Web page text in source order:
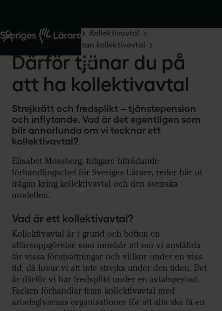
Start Råd och stöd
Kollektivavtal
Om kollektivavtal
Utan kollektivavtal
Därför tjänar du på
att ha kollektivavtal
Strejkrätt och fredsplikt – tjänstepension
och inflytande. Vad är det egentligen som
blir annorlunda om vi tecknar ett
kollektivavtal?
Elisabet Mossberg, tidigare biträdande
förhandlingschef för Sveriges Lärare, reder här ut
frågan kring kollektivavtal och den svenska
modellen.
Vad är ett kollektivavtal?
Kollektivavtal är i grund och botten en
affärsuppgörelse som innebär att om vi anställda
får vissa förutsättningar och villkor under en viss
tid, då lovar vi att inte strejka under den tiden. Det
är därför vi har fredsplikt under en avtalsperiod.
Facken förhandlar fram kollektivavtal med
arbetsgivarnas organisationer för att alla ska få en